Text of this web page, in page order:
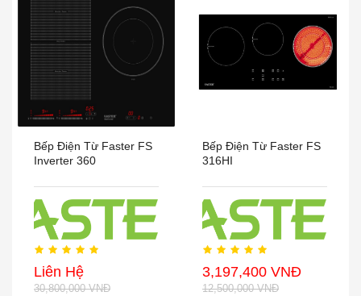
Bếp Điện Từ Faster FS
Inverter 360
Liên Hệ
30,800,000 VNĐ
Bếp Điện Từ Faster FS
316HI
3,197,400 VNĐ
12,500,000 VNĐ